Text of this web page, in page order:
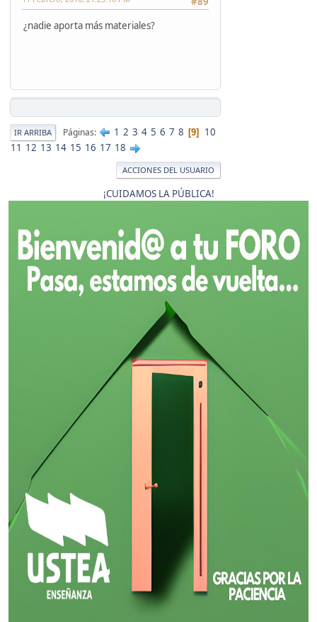
¿nadie aporta más materiales?
IR ARRIBA Páginas 1 2 3 4 5 6 7 8 9
10
11 12 13 14 15 16 17 18
ACCIONES DEL USUARIO
¡CUIDAMOS LA PÚBLICA!